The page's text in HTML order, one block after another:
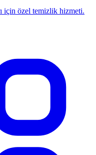
için özel temizlik hizmeti.